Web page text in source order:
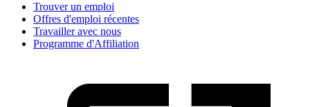
Trouver un emploi
Offres d'emploi récentes
Travailler avec nous
Programme d'Affiliation